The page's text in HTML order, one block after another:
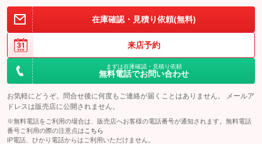
在庫確認・見積り依頼(無料)
来店予約
まずは在庫確認・見積り依頼
無料電話でお問い合わせ
お気軽にどうぞ。問合せ後に何度もご連絡が届くことはありません。 メールア
ドレスは販売店に公開されません。
※無料電話をご利用の場合は、販売店へお客様の電話番号が通知されます。無料電話
番号ご利用の際の注意点は こちら
IP電話、ひかり電話からはご利用いただけません。